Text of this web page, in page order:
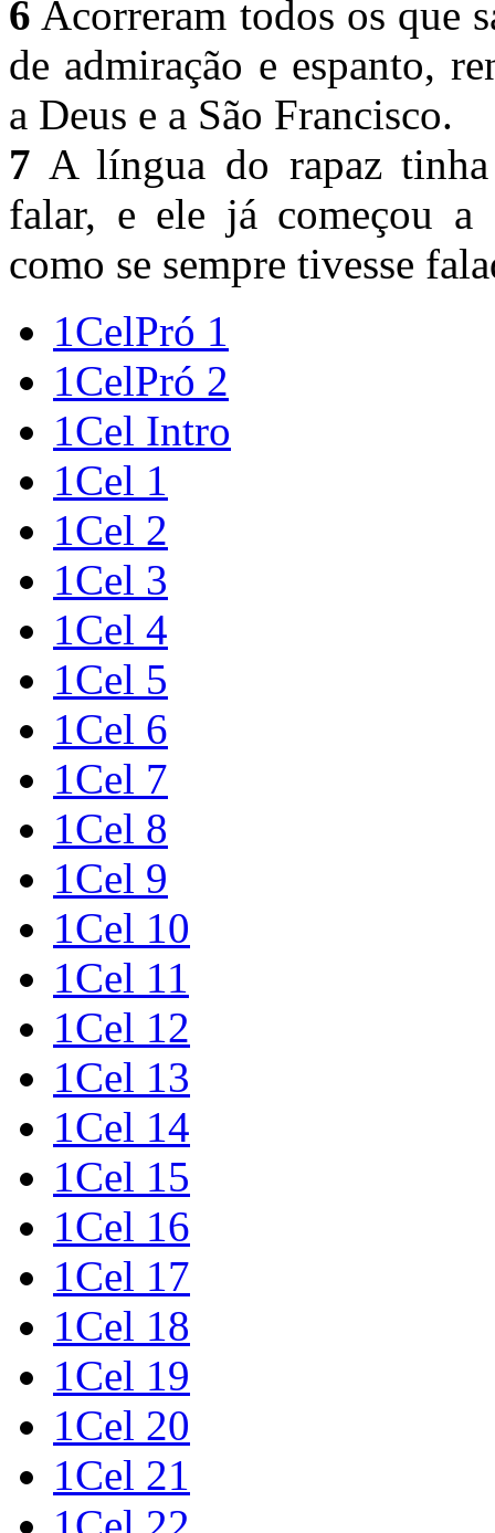
6 Acorreram todos os que
de admiração e espanto,
a Deus e a São Francisco.
7 A língua do rapaz
falar, e ele já começou a
como se sempre tivesse
1CelPró 1
1CelPró 2
1Cel Intro
1Cel 1
1Cel 2
1Cel 3
1Cel 4
1Cel 5
1Cel 6
1Cel 7
1Cel 8
1Cel 9
1Cel 10
1Cel 11
1Cel 12
1Cel 13
1Cel 14
1Cel 15
1Cel 16
1Cel 17
1Cel 18
1Cel 19
1Cel 20
1Cel 21